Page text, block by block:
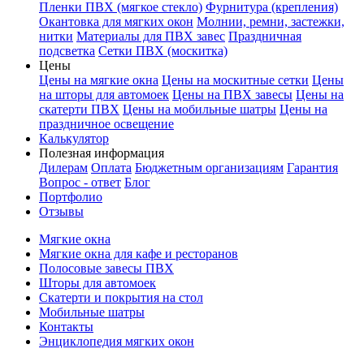
Пленки ПВХ (мягкое стекло) Фурнитура (крепления)
Окантовка для мягких окон Молнии, ремни, застежки,
нитки Материалы для ПВХ завес Праздничная
подсветка Сетки ПВХ (москитка)
Цены
Цены на мягкие окна Цены на москитные сетки Цены
на шторы для автомоек Цены на ПВХ завесы Цены на
скатерти ПВХ Цены на мобильные шатры Цены на
праздничное освещение
Калькулятор
Полезная информация
Дилерам Оплата Бюджетным организациям Гарантия
Вопрос - ответ Блог
Портфолио
Отзывы
Мягкие окна
Мягкие окна для кафе и ресторанов
Полосовые завесы ПВХ
Шторы для автомоек
Скатерти и покрытия на стол
Мобильные шатры
Контакты
Энциклопедия мягких окон